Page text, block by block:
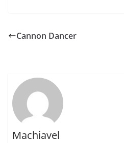
Cannon Dancer
Machiavel